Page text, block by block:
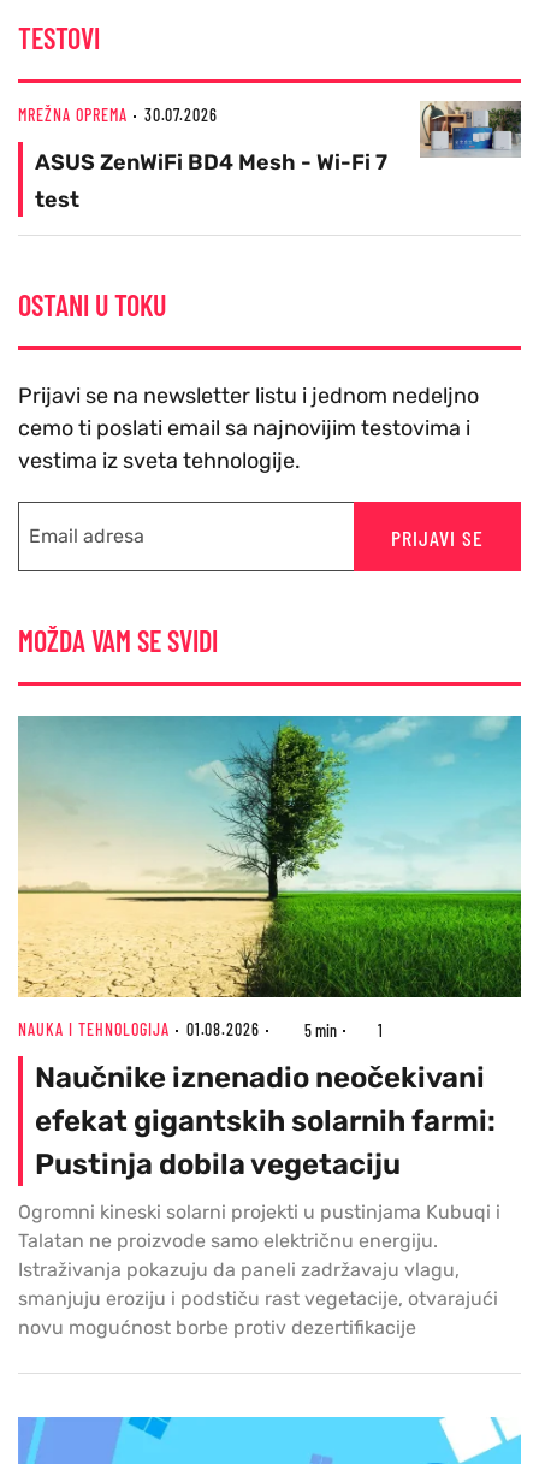
TESTOVI
MREŽNA OPREMA 30.07.2026
ASUS ZenWiFi BD4 Mesh - Wi-Fi 7
test
OSTANI U TOKU
Prijavi se na newsletter listu i jednom nedeljno
cemo ti poslati email sa najnovijim testovima i
vestima iz sveta tehnologije.
PRIJAVI SE
MOŽDA VAM SE SVIDI
NAUKA I TEHNOLOGIJA 01.08.2026 5 min 1
Naučnike iznenadio neočekivani
efekat gigantskih solarnih farmi:
Pustinja dobila vegetaciju
Ogromni kineski solarni projekti u pustinjama Kubuqi i
Talatan ne proizvode samo električnu energiju.
Istraživanja pokazuju da paneli zadržavaju vlagu,
smanjuju eroziju i podstiču rast vegetacije, otvarajući
novu mogućnost borbe protiv dezertifikacije